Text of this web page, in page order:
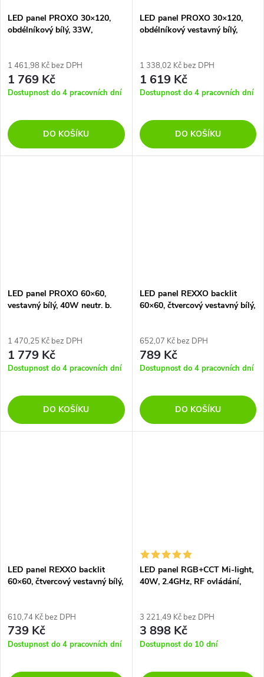
LED panel PROXO 30×120,
obdélníkový bílý, 33W,
1 461,98 Kč bez DPH
1 769 Kč
Dostupnost do 4 pracovních dní
DO KOŠÍKU
LED panel PROXO 30×120,
obdélníkový vestavný bílý,
1 338,02 Kč bez DPH
1 619 Kč
Dostupnost do 4 pracovních dní
DO KOŠÍKU
LED panel PROXO 60×60,
vestavný bílý, 40W neutr. b.
1 470,25 Kč bez DPH
1 779 Kč
Dostupnost do 4 pracovních dní
DO KOŠÍKU
LED panel REXXO backlit
60×60, čtvercový vestavný bílý,
652,07 Kč bez DPH
789 Kč
Dostupnost do 4 pracovních dní
DO KOŠÍKU
LED panel REXXO backlit
60×60, čtvercový vestavný bílý,
610,74 Kč bez DPH
739 Kč
Dostupnost do 4 pracovních dní
LED panel RGB+CCT Mi-light,
40W, 2.4GHz, RF ovládání,
3 221,49 Kč bez DPH
3 898 Kč
Dostupnost do 10 dní